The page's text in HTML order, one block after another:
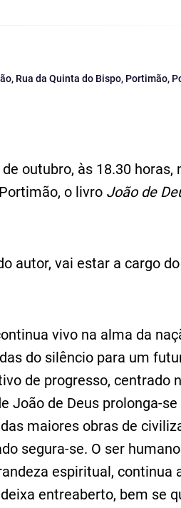
Rua da Quinta do Bispo, Portimão,
outubro, às 18.30 horas,
o livro João de
autor, vai estar a cargo
vivo na alma da
do silêncio para um
de progresso, centrado
João de Deus prolonga-
maiores obras de
segura-se. O ser
espiritual, continua
entreaberto, bem se